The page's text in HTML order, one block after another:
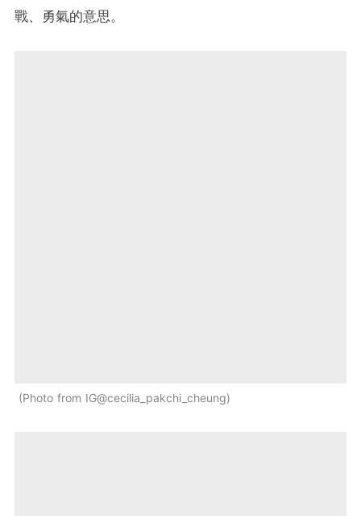
戰、勇氣的意思。
Photo from IG@cecilia_pakchi_cheung